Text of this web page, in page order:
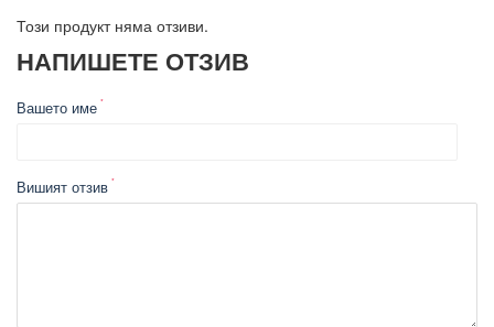
Този продукт няма отзиви.
НАПИШЕТЕ ОТЗИВ
Вашето име
Вишият отзив